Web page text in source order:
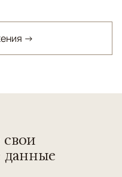
→
свои
данные